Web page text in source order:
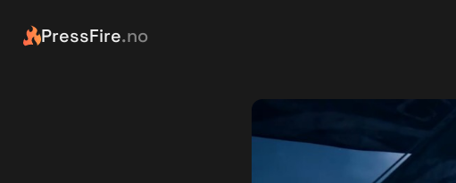
PressFire.no